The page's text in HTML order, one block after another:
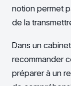
notion permet
de la
Dans un
recommander
préparer à un